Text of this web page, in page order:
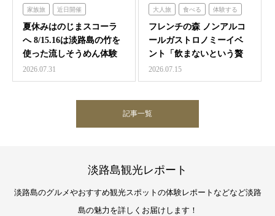
家族旅 近日開催
のじまスコーラ
夏休みはのじまスコーラ
へ 8/15.16は淡路島の竹を
使った流しそうめん体験
2026.07.31
大人旅 食べる 体験する
フレンチの森
フレンチの森 ノンアルコ
ールガストロノミーイベ
ント「飲まないという贅
沢 ～香りと味覚の館～…
2026.07.15
記事一覧
淡路島観光レポート
淡路島のグルメやおすすめ観光スポットの体験レポートなどなど淡路
島の魅力を詳しくお届けします！